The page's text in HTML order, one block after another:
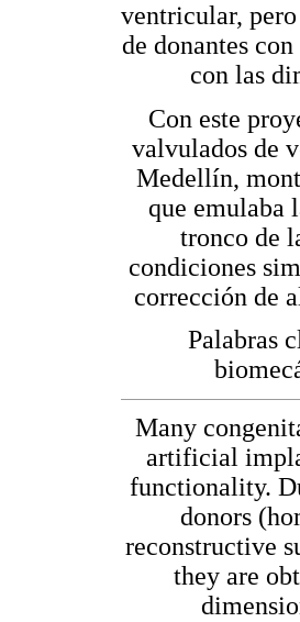
ventricular,
de donantes
con las
Con este
valvulados de
Medellín,
que emulaba
tronco de
condiciones
corrección de
Palabras
Many
artificial
functionality.
donors
reconstructive
they are